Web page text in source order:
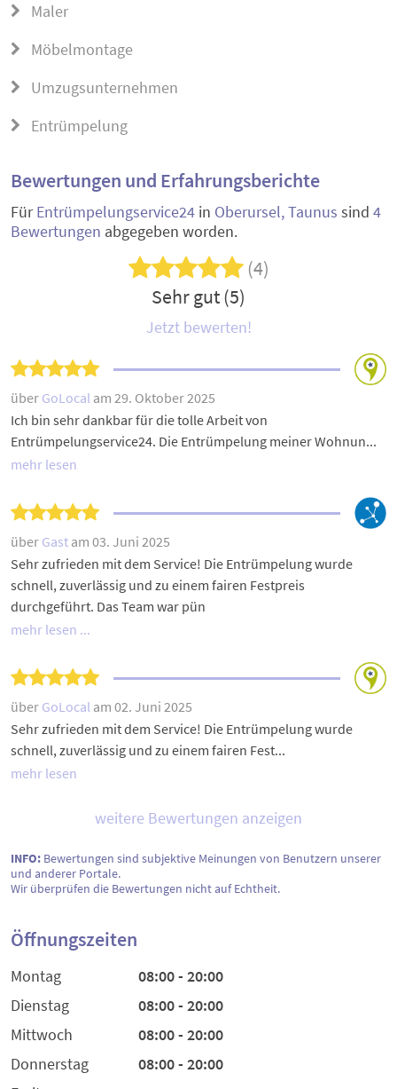
Maler
Möbelmontage
Umzugsunternehmen
Entrümpelung
Bewertungen und Erfahrungsberichte
FürEntrümpelungservice24 in Oberursel, Taunus sind 4
Bewertungen abgegeben worden.
(4)
Sehr gut (5)
Jetzt bewerten!
über GoLocal am 29. Oktober 2025
Ich bin sehr dankbar für die tolle Arbeit von
Entrümpelungservice24. Die Entrümpelung meiner Wohnun...
mehr lesen
über Gast am 03. Juni 2025
Sehr zufrieden mit dem Service! Die Entrümpelung wurde
schnell, zuverlässig und zu einem fairen Festpreis
durchgeführt. Das Team war pün
mehr lesen ...
über GoLocal am 02. Juni 2025
Sehr zufrieden mit dem Service! Die Entrümpelung wurde
schnell, zuverlässig und zu einem fairen Fest...
mehr lesen
weitere Bewertungen anzeigen
INFO: Bewertungen sind subjektive Meinungen von Benutzern unserer
und anderer Portale.
Wir überprüfen die Bewertungen nicht auf Echtheit.
Öffnungszeiten
Montag
08:00 - 20:00
Dienstag
08:00 - 20:00
Mittwoch
08:00 - 20:00
Donnerstag
08:00 - 20:00